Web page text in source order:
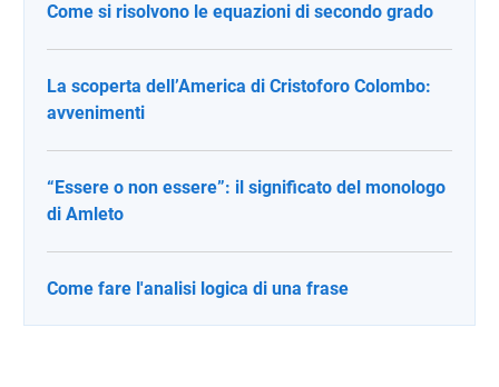
Come si risolvono le equazioni di secondo grado
La scoperta dell’America di Cristoforo Colombo:
avvenimenti
“Essere o non essere”: il significato del monologo
di Amleto
Come fare l'analisi logica di una frase